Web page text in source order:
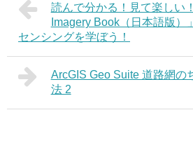
読んで分かる！見て楽しい
Imagery Book（日本語版）
センシングを学ぼう！
ArcGIS Geo Suite 道路網の
法 2